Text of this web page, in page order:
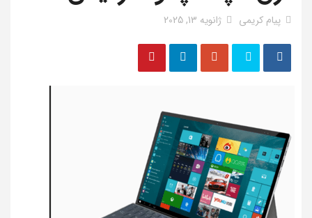
پیام کریمی ژانویه 13, 2025